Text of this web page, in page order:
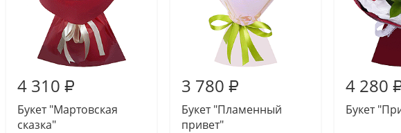
4 310 ₽
Букет "Мартовская
сказка"
3 780 ₽
Букет "Пламенный
привет"
4 280
Букет